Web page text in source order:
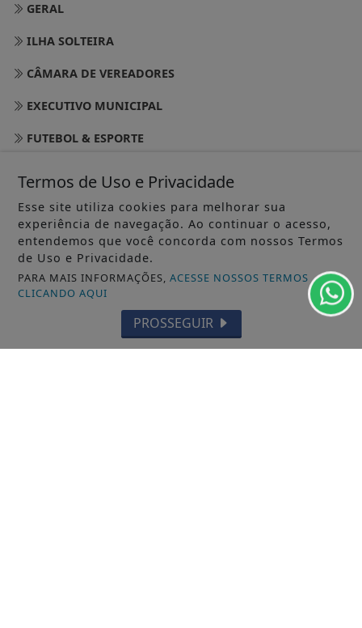
GERAL
ILHA SOLTEIRA
CÂMARA DE VEREADORES
EXECUTIVO MUNICIPAL
FUTEBOL & ESPORTE
DE OLHO NA SAÚDE
ACONTECEU? VIROU NOTÍCIA!
GCM ILHA SOLTEIRA
/ NAVEGUE
Termos de Uso e Privacidade
Esse site utiliza cookies para melhorar sua
experiência de navegação. Ao continuar o acesso,
entendemos que você concorda com nossos Termos
de Uso e Privacidade.
PARA MAIS INFORMAÇÕES,ACESSE NOSSOS TERMOS
CLICANDO AQUI
PROSSEGUIR